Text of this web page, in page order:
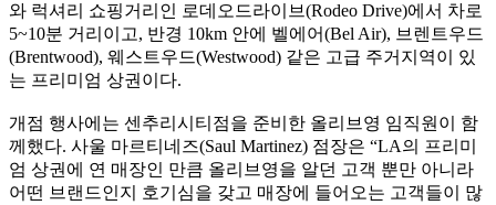
와 럭셔리 쇼핑거리인 로데오드라이브(Rodeo Drive)에서 차로
5~10분 거리이고, 반경 10km 안에 벨에어(Bel Air), 브렌트우드
(Brentwood), 웨스트우드(Westwood) 같은 고급 주거지역이 있
는 프리미엄 상권이다.
개점 행사에는 센추리시티점을 준비한 올리브영 임직원이 함
께했다. 사울 마르티네즈(Saul Martinez) 점장은 “LA의 프리미
엄 상권에 연 매장인 만큼 올리브영을 알던 고객 뿐만 아니라
어떤 브랜드인지 호기심을 갖고 매장에 들어오는 고객들이 많